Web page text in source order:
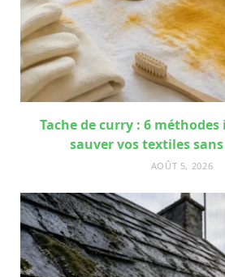
Tache de curry : 6
sauver vos textiles
AOÛT 5, 2026